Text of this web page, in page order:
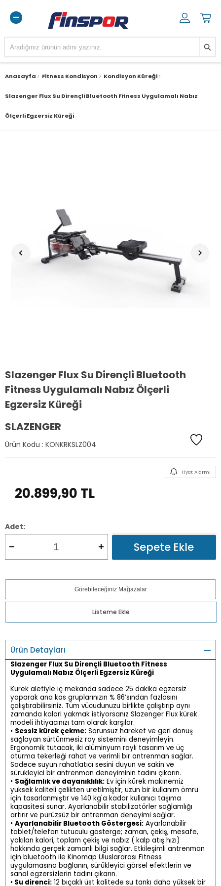
Anasayfa Fitness Kondisyon Kondisyon Küreği
Slazenger Flux Su Dirençli Bluetooth Fitness Uygulamalı Nabız
Ölçerli Egzersiz Küreği
Slazenger Flux Su Dirençli Bluetooth
Fitness Uygulamalı Nabız Ölçerli
Egzersiz Küreği
SLAZENGER
Ürün Kodu : KONKRKSLZ004
Fiyat Alarmı
20.899,90 TL
Adet:
Sepete Ekle
Görebileceğiniz Mağazalar
Listeme Ekle
Ürün Detayları
Slazenger Flux Su Dirençli Bluetooth Fitness
Uygulamalı Nabız Ölçerli Egzersiz Küreği
Kürek aletiyle iç mekanda sadece 25 dakika egzersiz
yaparak ana kas gruplarınızın % 86’sından fazlasını
çalıştırabilirsiniz. Tüm vücudunuzu birlikte çalıştırıp aynı
zamanda kalori yakmak istiyorsanız Slazenger Flux kürek
modeli ihtiyacınızı tam olarak karşılar.
• Sessiz kürek çekme: Sorunsuz hareket ve geri dönüş
sağlayan sürtünmesiz ray sistemini deneyimleyin.
Ergonomik tutacak, iki alüminyum raylı tasarım ve üç
oturma tekerleği rahat ve verimli bir antrenman sağlar.
Sadece suyun rahatlatıcı sesini duyun ve sakin ve
sürükleyici bir antrenman deneyiminin tadını çıkarın.
• Sağlamlık ve dayanıklılık: Ev için kürek makinemiz
yüksek kaliteli çelikten üretilmiştir, uzun bir kullanım ömrü
için tasarlanmıştır ve 140 kg'a kadar kullanıcı taşıma
kapasitesi sunar. Ayarlanabilir stabilizatörler sağlamlığı
artırır ve pürüzsüz bir antrenman deneyimi sağlar.
• Ayarlanabilir Bluetooth Göstergesi: Ayarlanabilir
tablet/telefon tutuculu gösterge; zaman, çekiş, mesafe,
yakılan kalori, toplam çekiş ve nabız ( kalp atış hızı)
hakkında gerçek zamanlı bilgi sağlar. Etkileşimli antrenman
için bluetooth ile Kinomap Uluslararası Fitness
uygulamasına bağlanın, sürükleyici görsel efektlerin ve
sanal egzersizlerin tadını çıkarın.
• Su direnci: 12 bıçaklı üst kalitede su tankı daha yüksek bir